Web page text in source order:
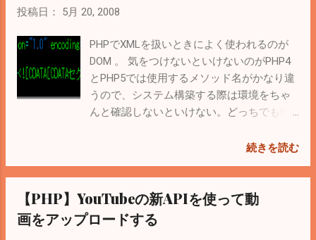
はSimpleXMLを使うと非常に分かりやすくなる。上のコー
DOMDocument(); $objDom->preserveWhiteSpace = false; //
余分な空白を取り除く. $objDom->load('sample.xml');
//SimpleXMLの方が扱いやすいので変換. $objXml =
simplexml_import_dom($objDom); $sQuery =
'/root/comment'; $objSelectNodes = $objXml-
投稿日： 5月 20, 2008
PHPでXMLを扱いときによく使われるのが
DOM 。 気をつけないといけないのがPHP4
とPHP5では使用するメソッド名がかなり違
うので、システム構築する際は環境をちゃ
んと確認しないといけない。どっちでも動
う・・・。 参考 。 PHP4:DOM XML関数
PHP5:DOM Function $dom = new
DOMDocument; $rtn = $dom-
>load($xmlfilename); ちなみにインストール
は簡単でPHP5の場合 # yum install php-xml
続きを読む
【PHP】YouTubeの新APIを使って動
画をアップロードする